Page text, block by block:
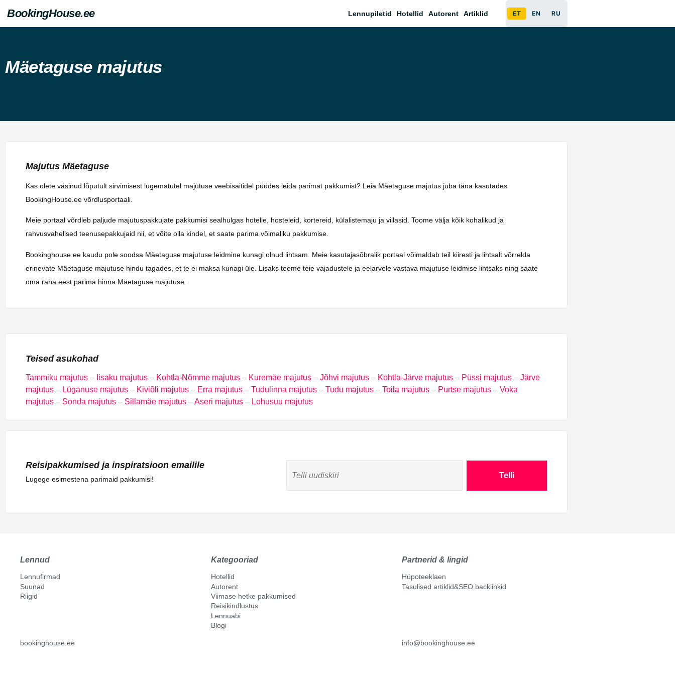
BookingHouse.ee Lennupiletid Hotellid Autorent Artiklid ET EN RU
Mäetaguse majutus
Majutus Mäetaguse
Kas olete väsinud lõputult sirvimisest lugematutel majutuse veebisaitidel püüdes leida parimat pakkumist? Leia Mäetaguse majutus juba täna kasutades
BookingHouse.ee võrdlusportaali.
Meie portaal võrdleb paljude majutuspakkujate pakkumisi sealhulgas hotelle, hosteleid, kortereid, külalistemaju ja villasid. Toome välja kõik kohalikud ja
rahvusvahelised teenusepakkujaid nii, et võite olla kindel, et saate parima võimaliku pakkumise.
Bookinghouse.ee kaudu pole soodsa Mäetaguse majutuse leidmine kunagi olnud lihtsam. Meie kasutajasõbralik portaal võimaldab teil kiiresti ja lihtsalt võrrelda
erinevate Mäetaguse majutuse hindu tagades, et te ei maksa kunagi üle. Lisaks teeme teie vajadustele ja eelarvele vastava majutuse leidmise lihtsaks ning saate
oma raha eest parima hinna Mäetaguse majutuse.
Teised asukohad
Tammiku majutus – Iisaku majutus – Kohtla-Nõmme majutus – Kuremäe majutus – Jõhvi majutus – Kohtla-Järve majutus – Püssi majutus – Järve
majutus – Lüganuse majutus – Kiviõli majutus – Erra majutus – Tudulinna majutus – Tudu majutus – Toila majutus – Purtse majutus – Voka
majutus – Sonda majutus – Sillamäe majutus –Aseri majutus – Lohusuu majutus
Reisipakkumised ja inspiratsioon emailile
Lugege esimestena parimaid pakkumisi! Telli
Lennud
Lennufirmad
Suunad
Riigid
Kategooriad
Hotellid
Autorent
Viimase hetke pakkumised
Reisikindlustus
Lennuabi
Blogi
Partnerid & lingid
Hüpoteeklaen
Tasulised artiklid&SEO backlinkid
bookinghouse.ee info@bookinghouse.ee